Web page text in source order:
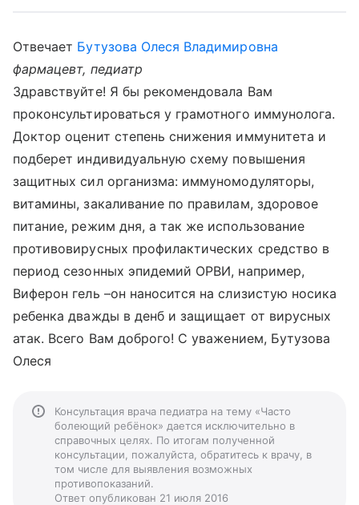
Отвечает Бутузова Олеся Владимировна
фармацевт, педиатр
Здравствуйте! Я бы рекомендовала Вам
проконсультироваться у грамотного иммунолога.
Доктор оценит степень снижения иммунитета и
подберет индивидуальную схему повышения
защитных сил организма: иммуномодуляторы,
витамины, закаливание по правилам, здоровое
питание, режим дня, а так же использование
противовирусных профилактических средство в
период сезонных эпидемий ОРВИ, например,
Виферон гель –он наносится на слизистую носика
ребенка дважды в денб и защищает от вирусных
атак. Всего Вам доброго! С уважением, Бутузова
Олеся
Консультация врача педиатра на тему «Часто
болеющий ребёнок» дается исключительно в
справочных целях. По итогам полученной
консультации, пожалуйста, обратитесь к врачу, в
том числе для выявления возможных
противопоказаний.
Ответ опубликован 21 июля 2016